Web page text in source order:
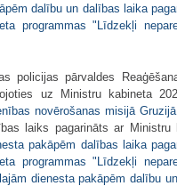
dalību un dalības laika
programmas "Līdzekļi
policijas pārvaldes
uz Ministru kabineta
novērošanas misijā
laiks pagarināts ar Ministru
pakāpēm dalības laika
programmas "Līdzekļi
dienesta pakāpēm dalību